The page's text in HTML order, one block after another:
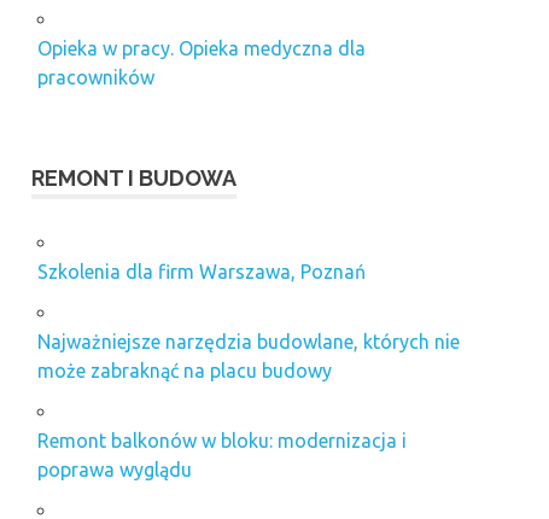
Opieka w pracy. Opieka medyczna dla
pracowników
REMONT I BUDOWA
Szkolenia dla firm Warszawa, Poznań
Najważniejsze narzędzia budowlane, których nie
może zabraknąć na placu budowy
Remont balkonów w bloku: modernizacja i
poprawa wyglądu